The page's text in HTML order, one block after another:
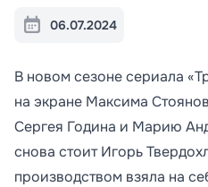
06.07.2024
В новом сезоне сериала
на экране Максима
Сергея Година и Марию
снова стоит Игорь
производством взяла на